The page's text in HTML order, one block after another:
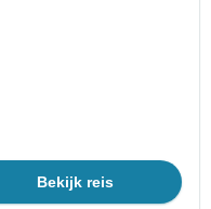
Bekijk reis